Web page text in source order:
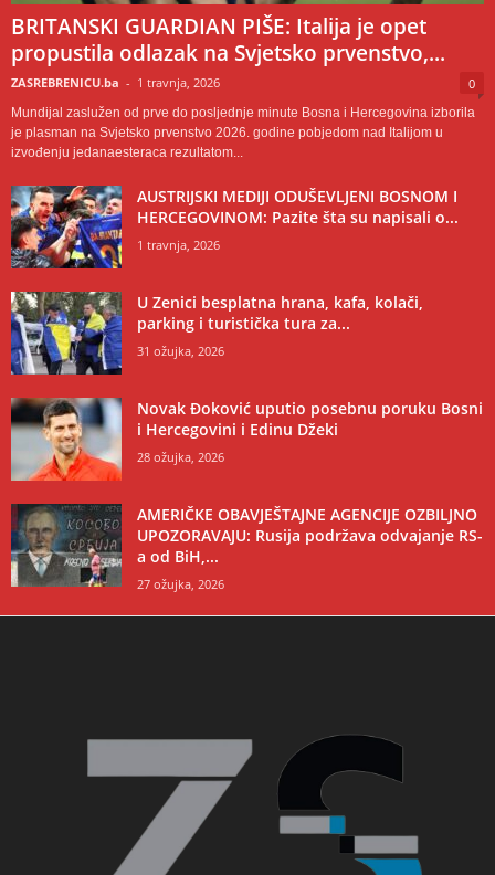
BRITANSKI GUARDIAN PIŠE: Italija je opet
propustila odlazak na Svjetsko prvenstvo,...
ZASREBRENICU.ba - 1 travnja, 2026 0
Mundijal zaslužen od prve do posljednje minute Bosna i Hercegovina izborila
je plasman na Svjetsko prvenstvo 2026. godine pobjedom nad Italijom u
izvođenju jedanaesteraca rezultatom...
AUSTRIJSKI MEDIJI ODUŠEVLJENI BOSNOM I
HERCEGOVINOM: Pazite šta su napisali o...
1 travnja, 2026
U Zenici besplatna hrana, kafa, kolači,
parking i turistička tura za...
31 ožujka, 2026
Novak Đoković uputio posebnu poruku Bosni
i Hercegovini i Edinu Džeki
28 ožujka, 2026
AMERIČKE OBAVJEŠTAJNE AGENCIJE OZBILJNO
UPOZORAVAJU: Rusija podržava odvajanje RS-
a od BiH,...
27 ožujka, 2026